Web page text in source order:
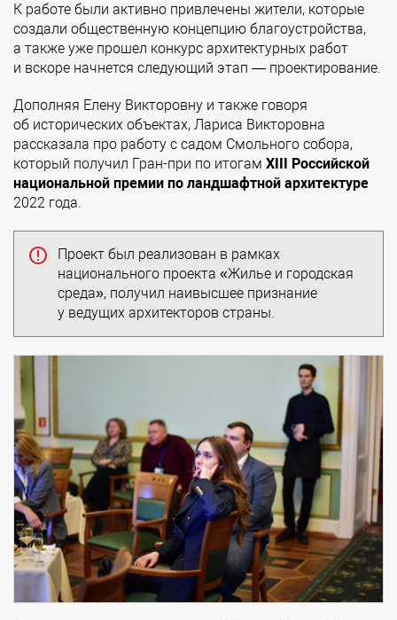
К работе были активно привлечены жители, которые
создали общественную концепцию благоустройства,
а также уже прошел конкурс архитектурных работ
и вскоре начнется следующий этап — проектирование.
Дополняя Елену Викторовну и также говоря
об исторических объектах, Лариса Викторовна
рассказала про работу с садом Смольного собора,
который получил Гран-при по итогам XIII Российской
национальной премии по ландшафтной архитектуре
2022 года.
Проект был реализован в рамках
национального проекта «Жилье и городская
среда», получил наивысшее признание
у ведущих архитекторов страны.